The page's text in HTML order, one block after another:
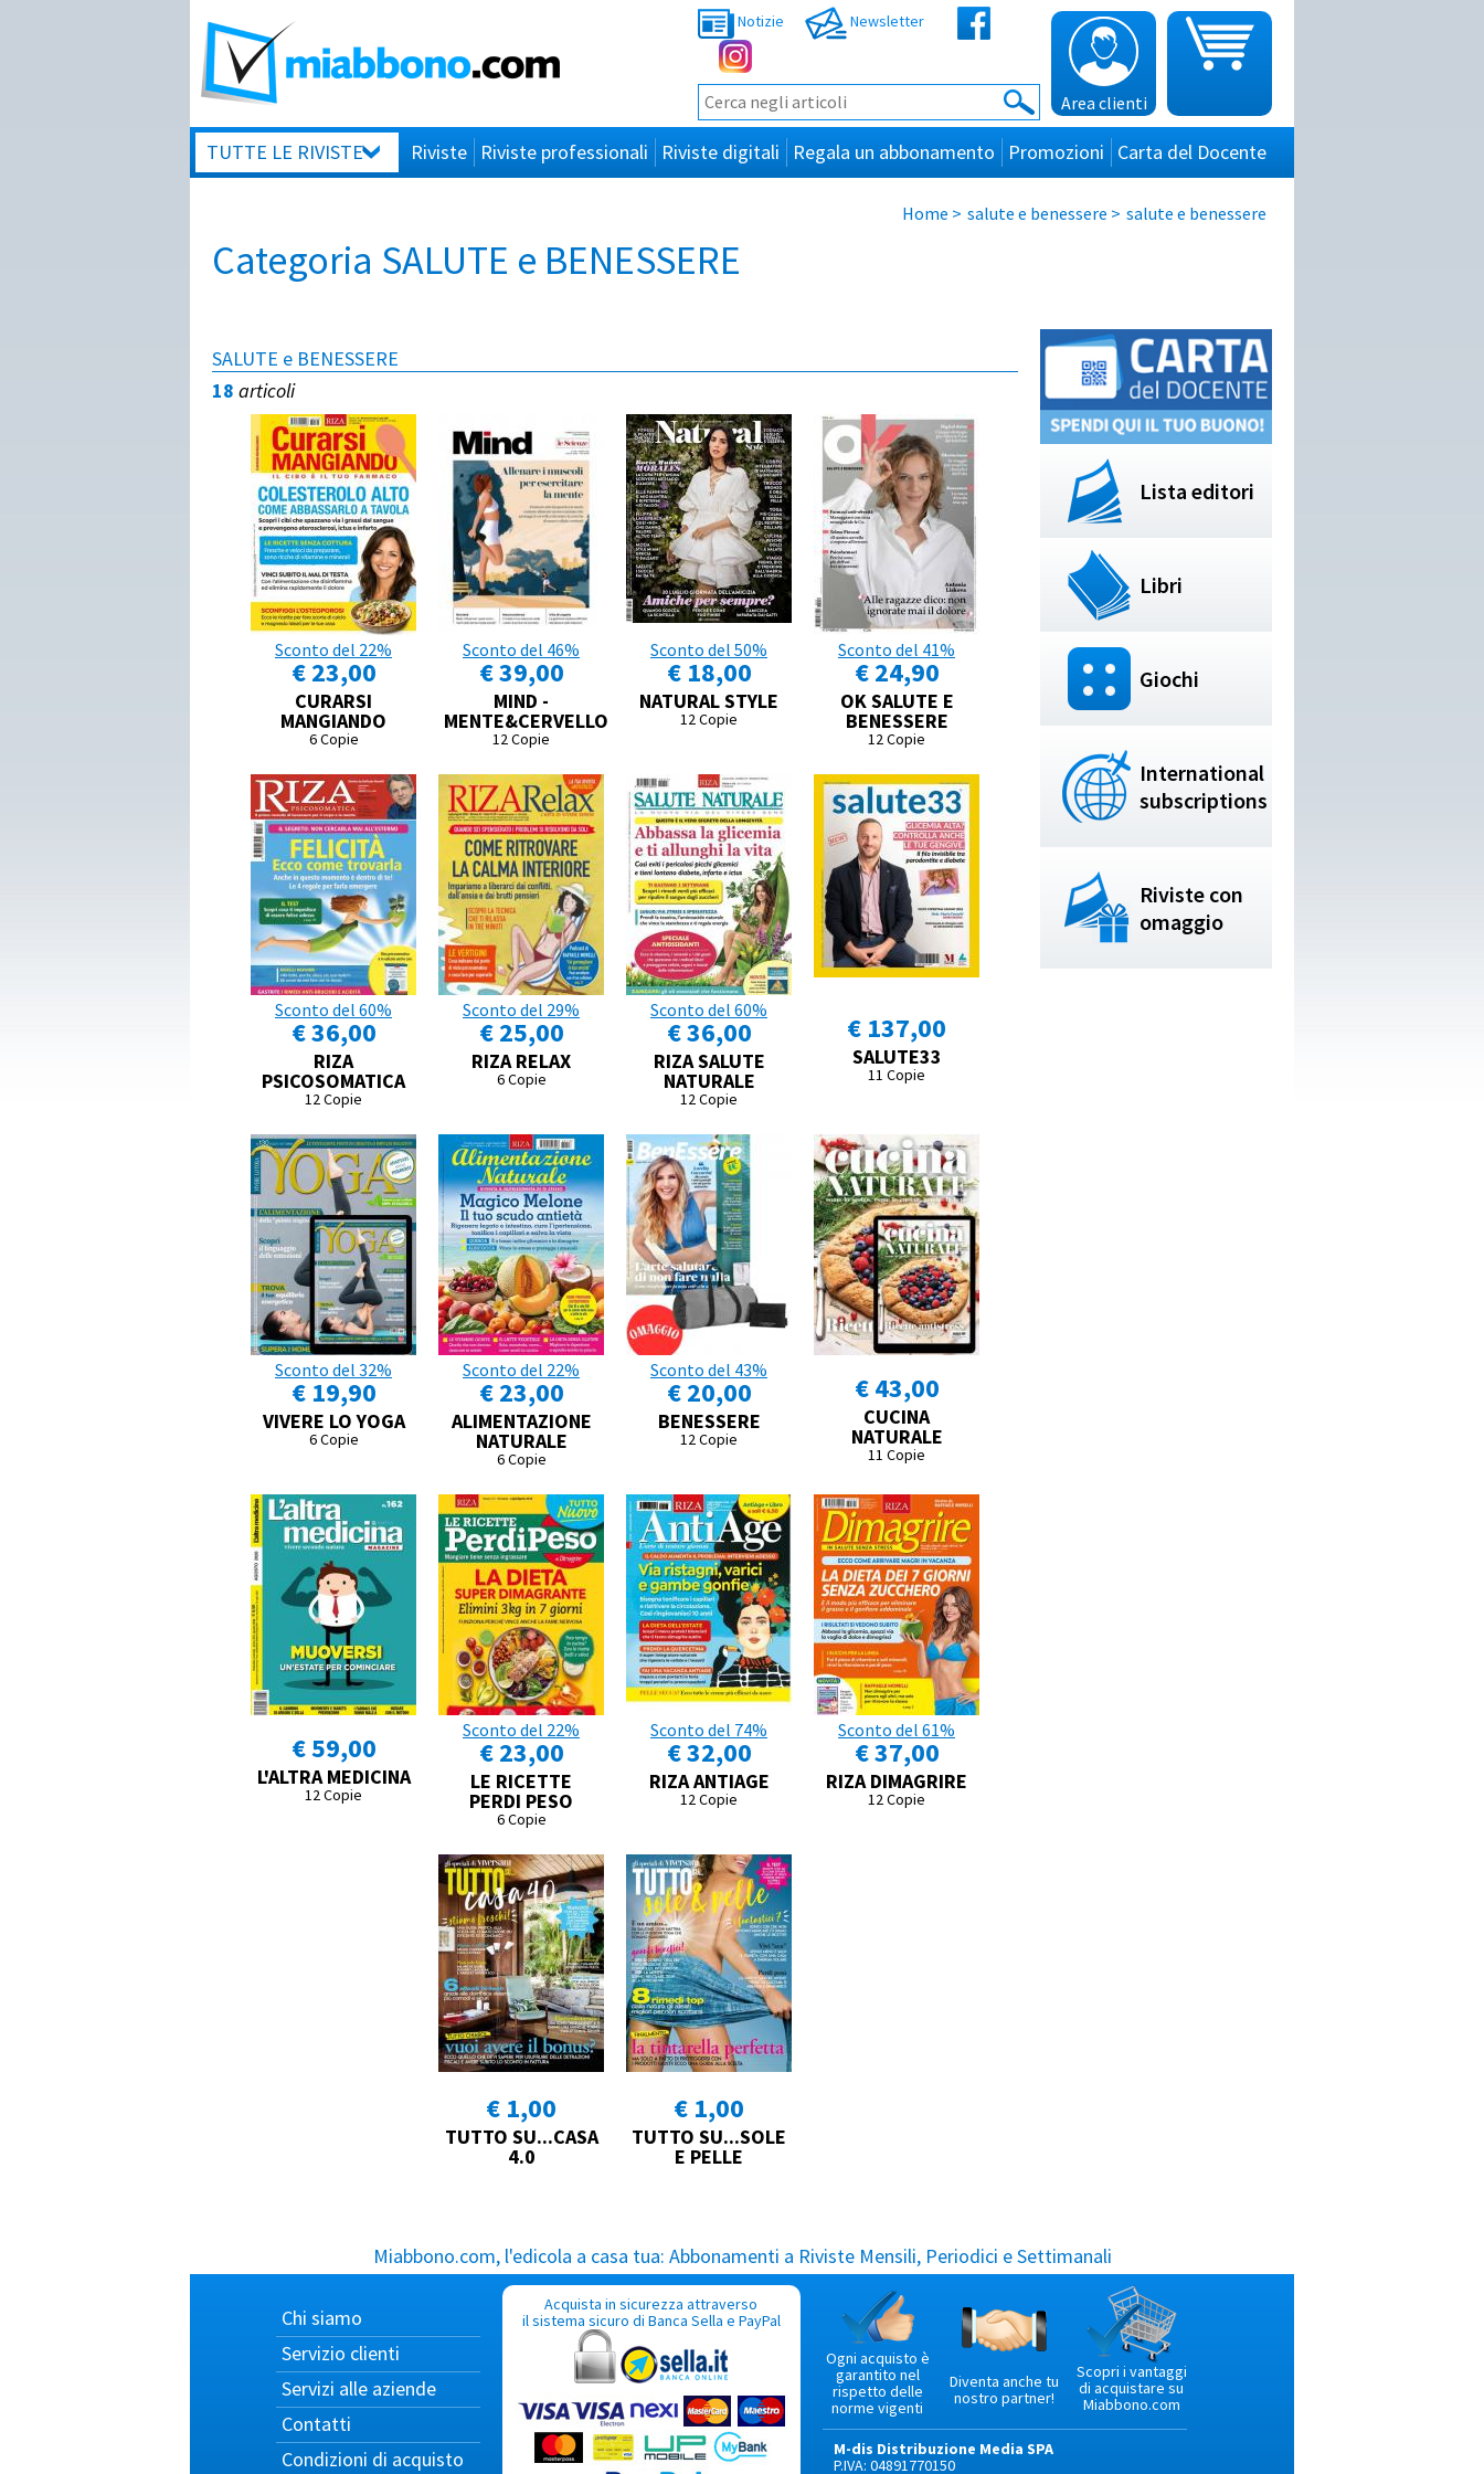
Notizie Newsletter
Area clienti
TUTTE LE RIVISTE Riviste Riviste professionali Riviste digitali Regala un abbonamento Promozioni Carta del Docente
Home > salute e benessere > salute e benessere
Categoria SALUTE e BENESSERE
SALUTE e BENESSERE
18 articoli
Sconto del 22%
€ 23,00
CURARSI
MANGIANDO
6 Copie
Sconto del 46%
€ 39,00
MIND -
MENTE&CERVELLO
12 Copie
Sconto del 50%
€ 18,00
NATURAL STYLE
12 Copie
Sconto del 41%
€ 24,90
OK SALUTE E
BENESSERE
12 Copie
Sconto del 60%
€ 36,00
RIZA
PSICOSOMATICA
12 Copie
Sconto del 29%
€ 25,00
RIZA RELAX
6 Copie
Sconto del 60%
€ 36,00
RIZA SALUTE
NATURALE
12 Copie
€ 137,00
SALUTE33
11 Copie
Sconto del 32%
€ 19,90
VIVERE LO YOGA
6 Copie
Sconto del 22%
€ 23,00
ALIMENTAZIONE
NATURALE
6 Copie
Sconto del 43%
€ 20,00
BENESSERE
12 Copie
€ 43,00
CUCINA
NATURALE
11 Copie
€ 59,00
L'ALTRA MEDICINA
12 Copie
Sconto del 22%
€ 23,00
LE RICETTE
PERDI PESO
6 Copie
Sconto del 74%
€ 32,00
RIZA ANTIAGE
12 Copie
Sconto del 61%
€ 37,00
RIZA DIMAGRIRE
12 Copie
€ 1,00
TUTTO SU...CASA
4.0
€ 1,00
TUTTO SU...SOLE
E PELLE
Lista editori
Libri
Giochi
International
subscriptions
Riviste con
omaggio
Miabbono.com, l'edicola a casa tua: Abbonamenti a Riviste Mensili, Periodici e Settimanali
Chi siamo
Servizio clienti
Servizi alle aziende
Contatti
Condizioni di acquisto
Acquista in sicurezza attraverso
il sistema sicuro di Banca Sella e PayPal
Ogni acquisto è
garantito nel
rispetto delle
norme vigenti
Diventa anche tu
nostro partner!
Scopri i vantaggi
di acquistare su
Miabbono.com
M-dis Distribuzione Media SPA
P.IVA: 04891770150